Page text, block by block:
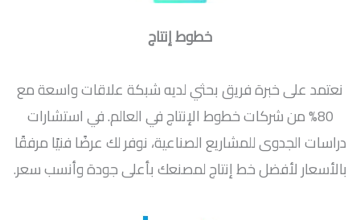
خطوط إنتاج
نعتمد على خبرة فريق بحثي لديه شبكة علاقات واسعة مع
80% من شركات خطوط الإنتاج في العالم. في استشارات
دراسات الجدوى للمشاريع الصناعية، نوفر لك عرضًا فنيًا مرفقًا
بالأسعار لأفضل خط إنتاج لمصنعك بأعلى جودة وأنسب سعر.